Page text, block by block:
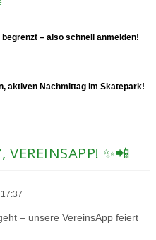
– also schnell anmelden!
aktiven Nachmittag im Skatepark!
VEREINSAPP! ✨📲
– unsere VereinsApp feiert